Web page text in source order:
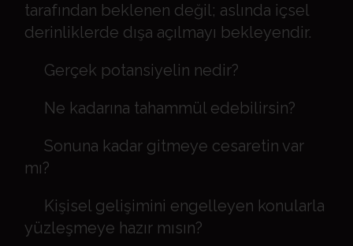
tarafından beklenen değil; aslında içsel
derinliklerde dışa açılmayı bekleyendir.
Gerçek potansiyelin nedir?
Ne kadarına tahammül edebilirsin?
Sonuna kadar gitmeye cesaretin var
mı?
Kişisel gelişimini engelleyen konularla
yüzleşmeye hazır mısın?